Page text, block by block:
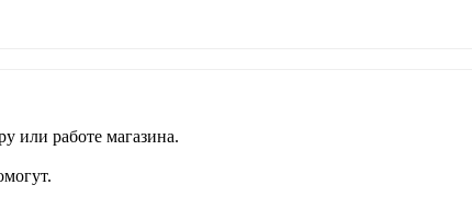
или работе магазина.